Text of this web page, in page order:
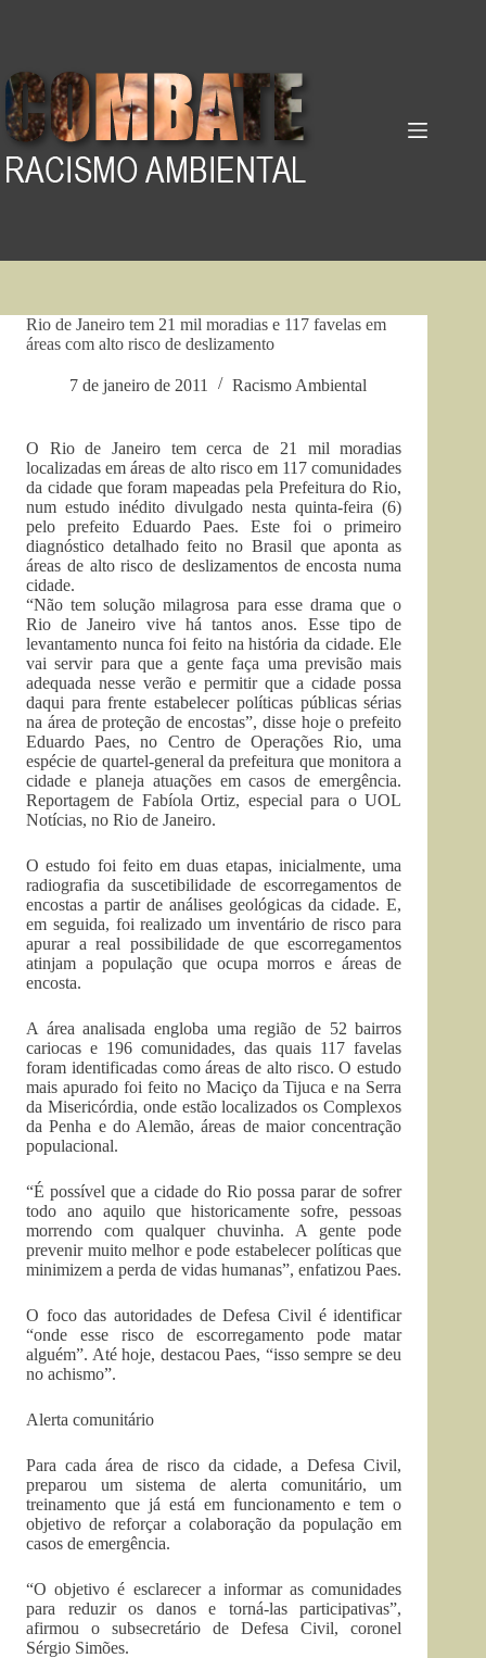
Rio de Janeiro tem 21 mil moradias e 117 favelas em
áreas com alto risco de deslizamento
7 de janeiro de 2011 Racismo Ambiental
O Rio de Janeiro tem cerca de 21 mil moradias
localizadas em áreas de alto risco em 117 comunidades
da cidade que foram mapeadas pela Prefeitura do Rio,
num estudo inédito divulgado nesta quinta-feira (6)
pelo prefeito Eduardo Paes. Este foi o primeiro
diagnóstico detalhado feito no Brasil que aponta as
áreas de alto risco de deslizamentos de encosta numa
cidade.
“Não tem solução milagrosa para esse drama que o
Rio de Janeiro vive há tantos anos. Esse tipo de
levantamento nunca foi feito na história da cidade. Ele
vai servir para que a gente faça uma previsão mais
adequada nesse verão e permitir que a cidade possa
daqui para frente estabelecer políticas públicas sérias
na área de proteção de encostas”, disse hoje o prefeito
Eduardo Paes, no Centro de Operações Rio, uma
espécie de quartel-general da prefeitura que monitora a
cidade e planeja atuações em casos de emergência.
Reportagem de Fabíola Ortiz, especial para o UOL
Notícias, no Rio de Janeiro.
O estudo foi feito em duas etapas, inicialmente, uma
radiografia da suscetibilidade de escorregamentos de
encostas a partir de análises geológicas da cidade. E,
em seguida, foi realizado um inventário de risco para
apurar a real possibilidade de que escorregamentos
atinjam a população que ocupa morros e áreas de
encosta.
A área analisada engloba uma região de 52 bairros
cariocas e 196 comunidades, das quais 117 favelas
foram identificadas como áreas de alto risco. O estudo
mais apurado foi feito no Maciço da Tijuca e na Serra
da Misericórdia, onde estão localizados os Complexos
da Penha e do Alemão, áreas de maior concentração
populacional.
“É possível que a cidade do Rio possa parar de sofrer
todo ano aquilo que historicamente sofre, pessoas
morrendo com qualquer chuvinha. A gente pode
prevenir muito melhor e pode estabelecer políticas que
minimizem a perda de vidas humanas”, enfatizou Paes.
O foco das autoridades de Defesa Civil é identificar
“onde esse risco de escorregamento pode matar
alguém”. Até hoje, destacou Paes, “isso sempre se deu
no achismo”.
Alerta comunitário
Para cada área de risco da cidade, a Defesa Civil,
preparou um sistema de alerta comunitário, um
treinamento que já está em funcionamento e tem o
objetivo de reforçar a colaboração da população em
casos de emergência.
“O objetivo é esclarecer a informar as comunidades
para reduzir os danos e torná-las participativas”,
afirmou o subsecretário de Defesa Civil, coronel
Sérgio Simões.